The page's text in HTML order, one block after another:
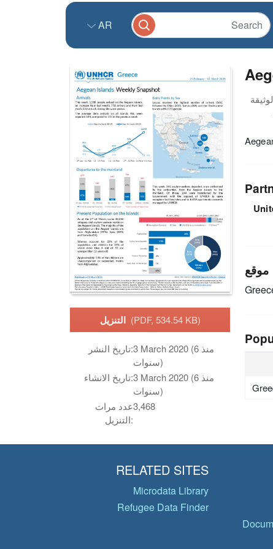
AR
التنزيل (PDF, 534.54 KB)
تاريخ النشر:3 March 2020 (منذ 6
سنوات)
تاريخ الانشاء:3 March 2020 (منذ 6
سنوات)
عدد مرات
التنزيل:
3,468
موقع
RELATED SITES
Microdata Library
Refugee Data Finder